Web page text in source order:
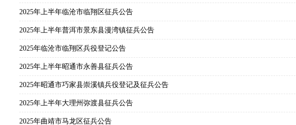
2025年上半年临沧市临翔区征兵公告
2025年上半年普洱市景东县漫湾镇征兵公告
2025年临沧市临翔区兵役登记公告
2025年上半年昭通市永善县征兵公告
2025年昭通市巧家县崇溪镇兵役登记及征兵公告
2025年上半年大理州弥渡县征兵公告
2025年曲靖市马龙区征兵公告